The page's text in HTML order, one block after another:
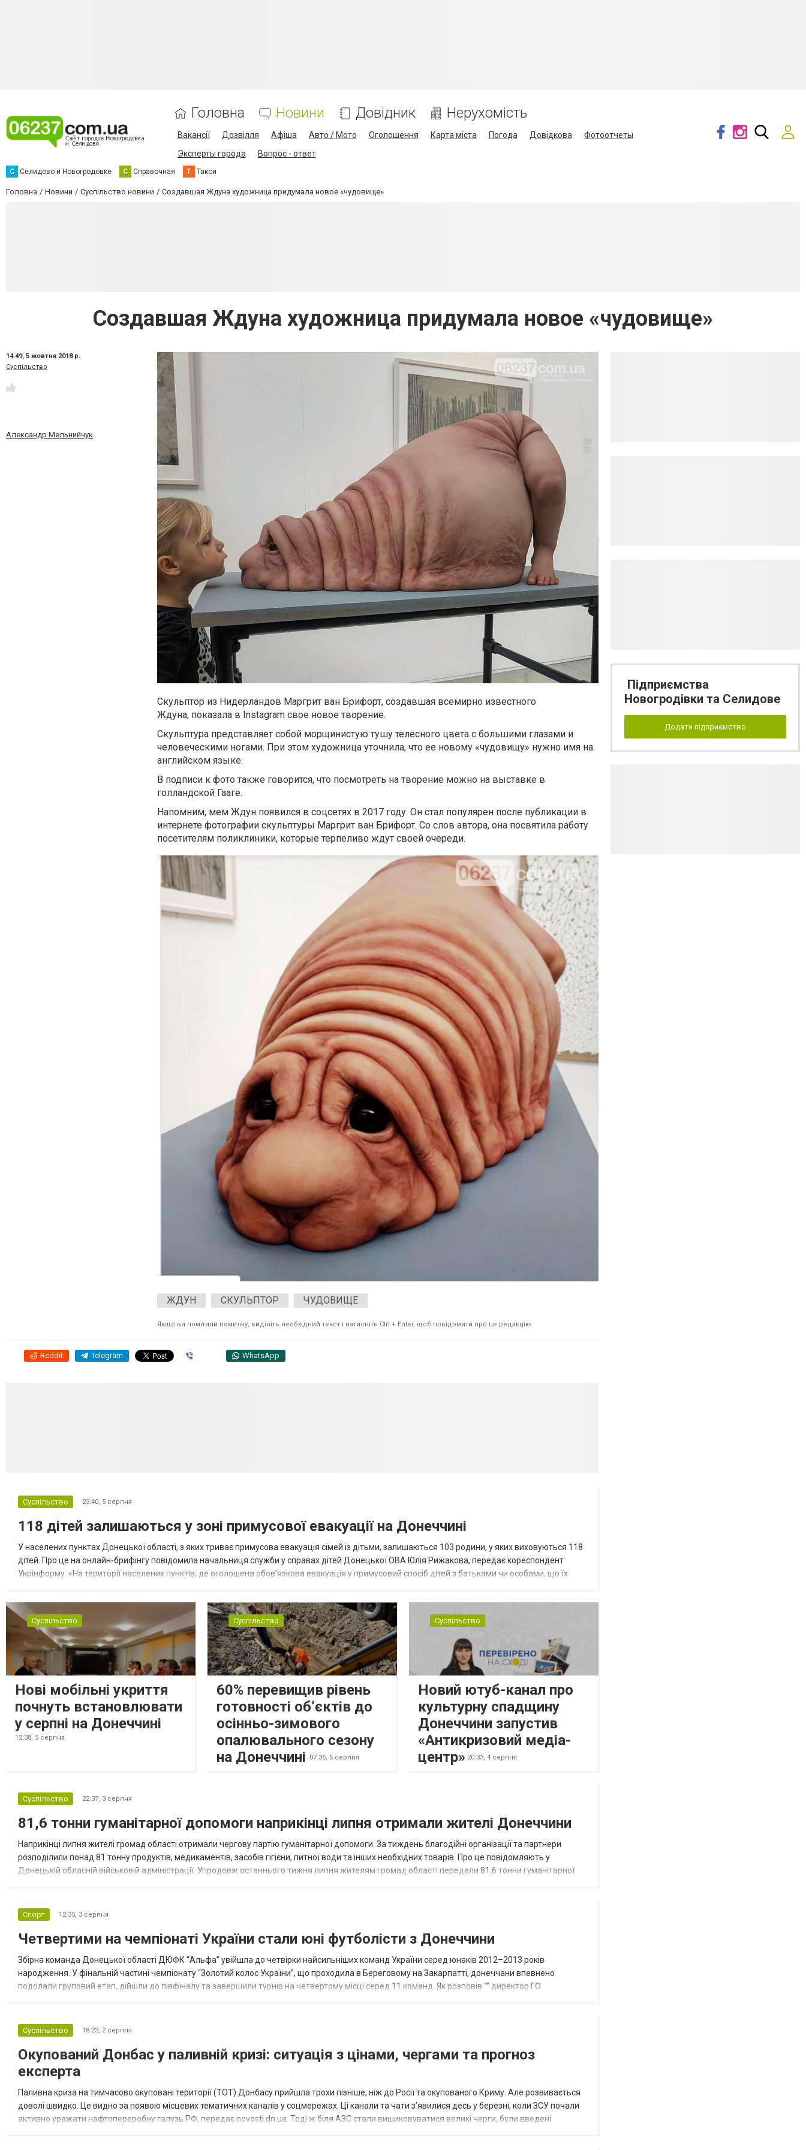
Головна Новини Довідник Нерухомість
Вакансії Дозвілля Афіша Авто / Мото Оголошення Карта міста Погода Довідкова
Фотоотчеты
Эксперты города
Вопрос - ответ
С Селидово и Новогродовке С Справочная Т Такси
Головна Новини Суспільство новини Создавшая Ждуна художница придумала новое «чудовище»
Создавшая Ждуна художница придумала новое «чудовище»
14:49, 5 жовтня 2018 р.
Суспільство
Александр Мельнийчук
Скульптор из Нидерландов Маргрит ван Брифорт, создавшая всемирно известного
Ждуна, показала в Instagram свое новое творение.
Скульптура представляет собой морщинистую тушу телесного цвета с большими глазами и
человеческими ногами. При этом художница уточнила, что ее новому «чудовищу» нужно имя на
английском языке.
В подписи к фото также говорится, что посмотреть на творение можно на выставке в
голландской Гааге.
Напомним, мем Ждун появился в соцсетях в 2017 году. Он стал популярен после публикации в
интернете фотографии скульптуры Маргрит ван Брифорт. Со слов автора, она посвятила работу
посетителям поликлиники, которые терпеливо ждут своей очереди.
ЖДУН СКУЛЬПТОР ЧУДОВИЩЕ
Якщо ви помітили помилку, виділіть необхідний текст і натисніть Ctrl + Enter, щоб повідомити про це редакцію
Reddit Telegram WhatsApp
Суспільство 23:40, 5 серпня
118 дітей залишаються у зоні примусової евакуації на Донеччині
У населених пунктах Донецької області, з яких триває примусова евакуація сімей із дітьми, залишаються 103 родини, у яких виховуються 118
дітей. Про це на онлайн-брифінгу повідомила начальниця служби у справах дітей Донецької ОВА Юлія Рижакова, передає кореспондент
Укрінформу. «На території населених пунктів, де оголошена обов’язкова евакуація у примусовий спосіб дітей з батьками чи особами, що їх
Суспільство
Нові мобільні укриття
почнуть встановлювати
у серпні на Донеччині
12:38, 5 серпня
Суспільство
60% перевищив рівень
готовності об’єктів до
осінньо-зимового
опалювального сезону
на Донеччині
07:36, 5 серпня
Суспільство
Новий ютуб-канал про
культурну спадщину
Донеччини запустив
«Антикризовий медіа-
центр» 20:33, 4 серпня
Суспільство 22:37, 3 серпня
81,6 тонни гуманітарної допомоги наприкінці липня отримали жителі Донеччини
Наприкінці липня жителі громад області отримали чергову партію гуманітарної допомоги. За тиждень благодійні організації та партнери
розподілили понад 81 тонну продуктів, медикаментів, засобів гігієни, питної води та інших необхідних товарів. Про це повідомляють у
Донецькій обласній військовій адміністрації. Упродовж останнього тижня липня жителям громад області передали 81,6 тонни гуманітарної
Спорт 12:35, 3 серпня
Четвертими на чемпіонаті України стали юні футболісти з Донеччини
Збірна команда Донецької області ДЮФК “Альфа” увійшла до четвірки найсильніших команд України серед юнаків 2012–2013 років
народження. У фінальній частині чемпіонату “Золотий колос України”, що проходила в Береговому на Закарпатті, донеччани впевнено
подолали груповий етап, дійшли до півфіналу та завершили турнір на четвертому місці серед 11 команд. Як розповів “” директор ГО
Суспільство 18:23, 2 серпня
Окупований Донбас у паливній кризі: ситуація з цінами, чергами та прогноз
експерта
Паливна криза на тимчасово окуповані території (ТОТ) Донбасу прийшла трохи пізніше, ніж до Росії та окупованого Криму. Але розвивається
доволі швидко. Це видно за появою місцевих тематичних каналів у соцмережах. Ці канали та чати з’явилися десь у березні, коли ЗСУ почали
активно уражати нафтопереробну галузь РФ, передає novosti.dn.ua. Тоді ж біля АЗС стали вишиковуватися великі черги, були введені
Підприємства
Новогродівки та Селидове
Додати підприємство